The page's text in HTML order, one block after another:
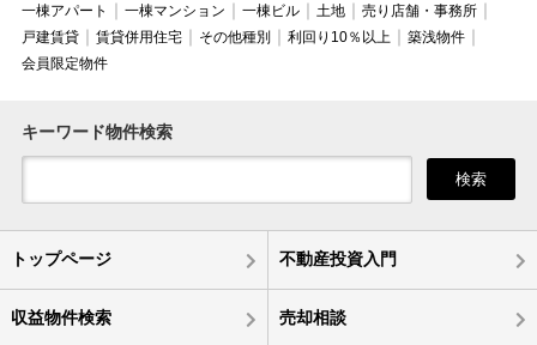
一棟アパート 一棟マンション 一棟ビル 土地
売り店舗・事務所
戸建賃貸
賃貸併用住宅 その他種別 利回り10％以上
築浅物件
会員限定物件
キーワード物件検索
検索
トップページ 不動産投資入門
収益物件検索 売却相談